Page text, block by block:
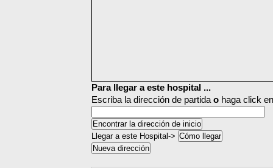
Para llegar a este hospital ...
Escriba la dirección de partida o haga click
Llegar a este Hospital->